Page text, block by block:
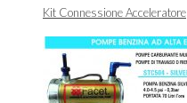
Kit Connessione Acceleratore